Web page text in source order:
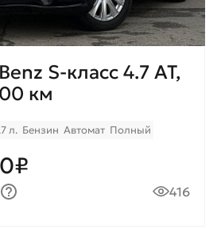
S-класс 4.7 AT,
км
л. Бензин Автомат Полный
416